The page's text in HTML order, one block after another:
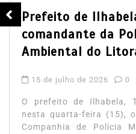
Prefeito de
comandante da
Ambiental do
15 de julho de 2026 0
O prefeito de Ilhabela,
nesta quarta-feira (15),
Companhia de Polícia